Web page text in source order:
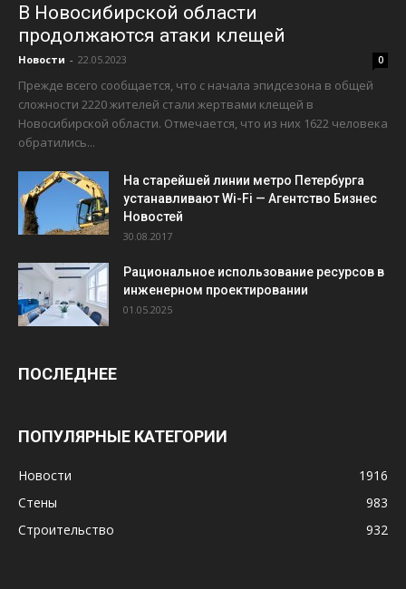
В Новосибирской области
продолжаются атаки клещей
Новости - 22.05.2023 0
Прежде всего сообщается, что с начала эпидсезона в общей
сложности 2220 жителей стали жертвами клещей в
Новосибирской области. Отмечается, что из них 1622 человека
обратились...
На старейшей линии метро Петербурга
устанавливают Wi-Fi — Агентство Бизнес
Новостей
30.08.2017
Рациональное использование ресурсов в
инженерном проектировании
01.05.2025
ПОСЛЕДНЕЕ
ПОПУЛЯРНЫЕ КАТЕГОРИИ
Новости
1916
Стены
983
Строительство
932